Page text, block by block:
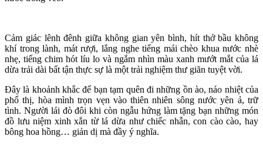
Cảm giác lênh đênh giữa không gian yên bình, hít thở bầu không
khí trong lành, mát rượi, lắng nghe tiếng mái chèo khua nước nhè
nhẹ, tiếng chim hót líu lo và ngắm nhìn màu xanh mướt mắt của lá
dừa trải dài bất tận thực sự là một trải nghiệm thư giãn tuyệt vời.
Đây là khoảnh khắc để bạn tạm quên đi những ồn ào, náo nhiệt của
phố thị, hòa mình trọn vẹn vào thiên nhiên sông nước yên ả, trữ
tình. Người lái đò đôi khi còn ngẫu hứng làm tặng bạn những món
đồ lưu niệm xinh xắn từ lá dừa như chiếc nhẫn, con cào cào, hay
bông hoa hồng… giản dị mà đầy ý nghĩa.